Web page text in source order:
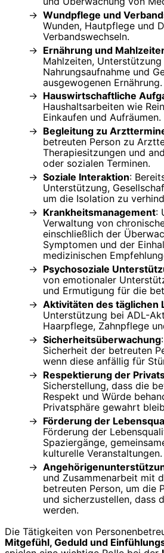
Wundpflege und
Wunden, Hautpflege und
Verbandswechseln.
Ernährung und
Mahlzeiten,
Nahrungsaufnahme und
ausgewogenen Ernährung.
Hauswirtschaftliche
Haushaltsarbeiten wie
Einkaufen und Aufräumen.
Begleitung zu
betreuten Person zu
Therapiesitzungen und
oder sozialen Terminen.
Soziale Interaktion:
Unterstützung,
um die Isolation zu
Krankheitsmanagement:
Verwaltung von
einschließlich der
Symptomen und der
medizinischen
Psychosoziale
von emotionaler
und Ermutigung für die
Aktivitäten des täglichen
Unterstützung bei ADL-
Haarpflege, Zahnpflege
Sicherheitsüberwachung
Sicherheit der betreuten
wenn diese anfällig für
Respektierung der
Sicherstellung, dass die
Respekt und Würde
Privatsphäre gewahrt
Förderung der
Förderung der
Spaziergänge,
kulturelle Veranstaltungen.
und Zusammenarbeit mit
betreuten Person, um die
und sicherzustellen, dass
werden.
Die Tätigkeiten von
Mitgefühl, Geduld und